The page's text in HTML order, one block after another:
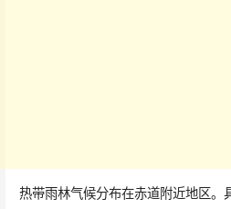
热带雨林气候分布在赤道附近地区。